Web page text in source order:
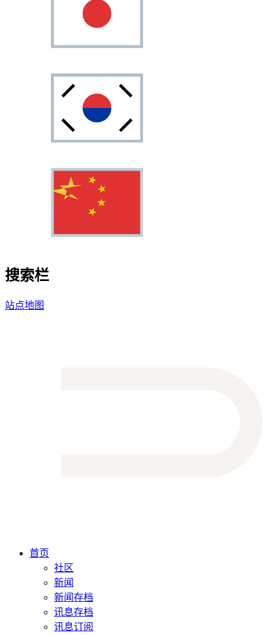
搜索栏
站点地图
首页
社区
新闻
新闻存档
讯息存档
讯息订阅